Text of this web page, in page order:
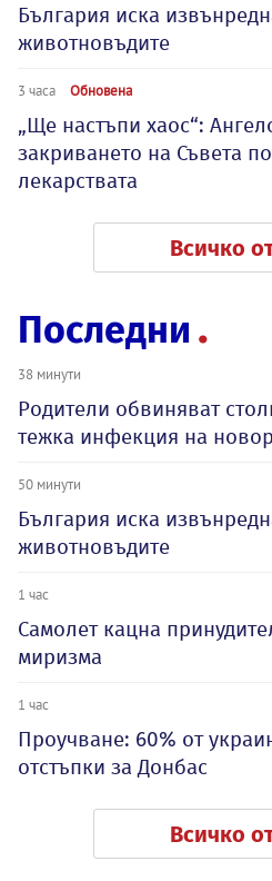
България иска
животновъдите
3 часа Обновена
„Ще настъпи хаос“:
закриването на Съвета
лекарствата
Всичко
Последни
38 минути
Родители обвиняват
тежка инфекция на
50 минути
България иска
животновъдите
1 час
Самолет кацна
миризма
1 час
Проучване: 60% от
отстъпки за Донбас
Всичко